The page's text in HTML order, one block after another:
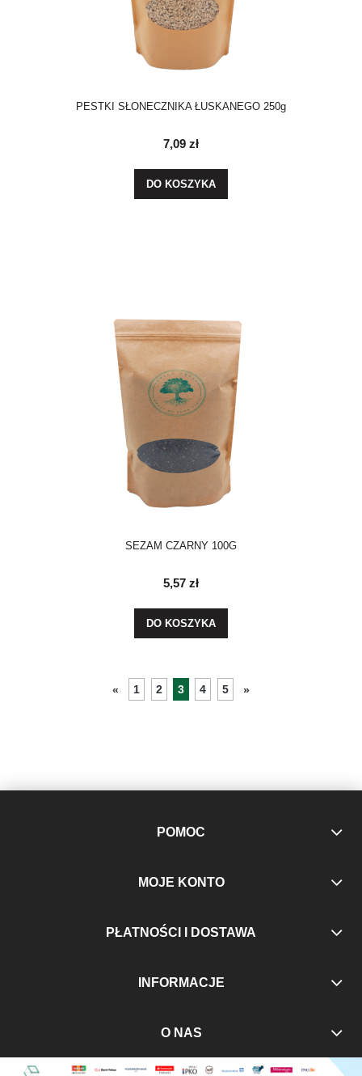
PESTKI SŁONECZNIKA ŁUSKANEGO 250g
7,09 zł
DO KOSZYKA
SEZAM CZARNY 100G
5,57 zł
DO KOSZYKA
« 1 2 3 4 5 »
POMOC
MOJE KONTO
PŁATNOŚCI I DOSTAWA
INFORMACJE
O NAS